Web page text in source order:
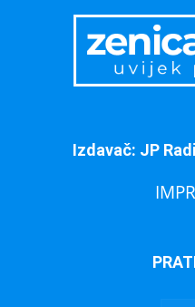
Izdavač: JP